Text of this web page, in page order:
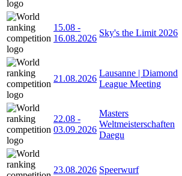
15.08 -
16.08.2026
Sky's the Limit 2026
21.08.2026
Lausanne | Diamond
League Meeting
22.08 -
03.09.2026
Masters
Weltmeisterschaften
Daegu
23.08.2026 Speerwurf